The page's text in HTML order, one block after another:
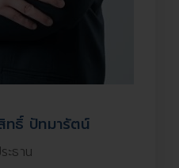
ธิ์ ปัทมารัตน์
ะธาน